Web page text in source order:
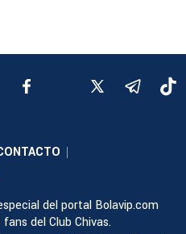
del portal Bolavip.com
del Club Chivas.